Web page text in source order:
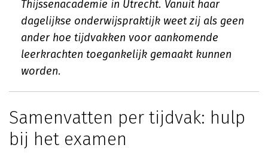
Thijssenacademie in Utrecht. Vanuit haar
dagelijkse onderwijspraktijk weet zij als geen
ander hoe tijdvakken voor aankomende
leerkrachten toegankelijk gemaakt kunnen
worden.
Samenvatten per tijdvak: hulp
bij het examen